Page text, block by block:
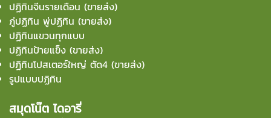
ปฏิทินจีนรายเดือน (ขายส่ง)
ภู่ปฏิทิน พู่ปฏิทิน (ขายส่ง)
ปฏิทินแขวนทุกแบบ
ปฏิทินป้ายแข็ง (ขายส่ง)
ปฏิทินโปสเตอร์ใหญ่ ตัด4 (ขายส่ง)
รูปแบบปฏิทิน
สมุดโน๊ต ไดอารี่